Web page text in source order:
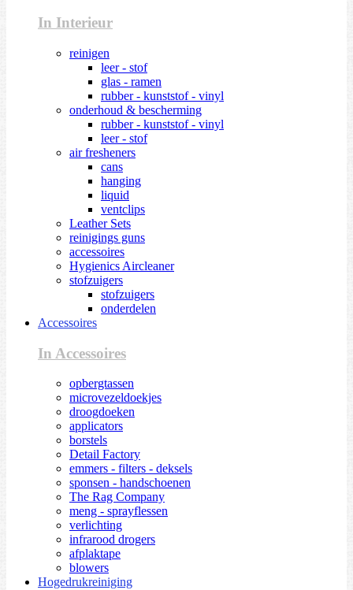
In Interieur
reinigen
leer - stof
glas - ramen
rubber - kunststof - vinyl
onderhoud & bescherming
rubber - kunststof - vinyl
leer - stof
air fresheners
cans
hanging
liquid
ventclips
Leather Sets
reinigings guns
accessoires
Hygienics Aircleaner
stofzuigers
stofzuigers
onderdelen
Accessoires
In Accessoires
opbergtassen
microvezeldoekjes
droogdoeken
applicators
borstels
Detail Factory
emmers - filters - deksels
sponsen - handschoenen
The Rag Company
meng - sprayflessen
verlichting
infrarood drogers
afplaktape
blowers
Hogedrukreiniging